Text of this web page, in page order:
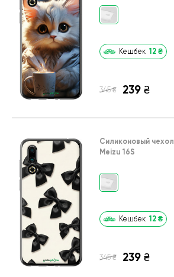
Кешбек 12 ₴
345 ₴ 239 ₴
Силиконовый чехол
Meizu 16S
Кешбек 12 ₴
345 ₴ 239 ₴